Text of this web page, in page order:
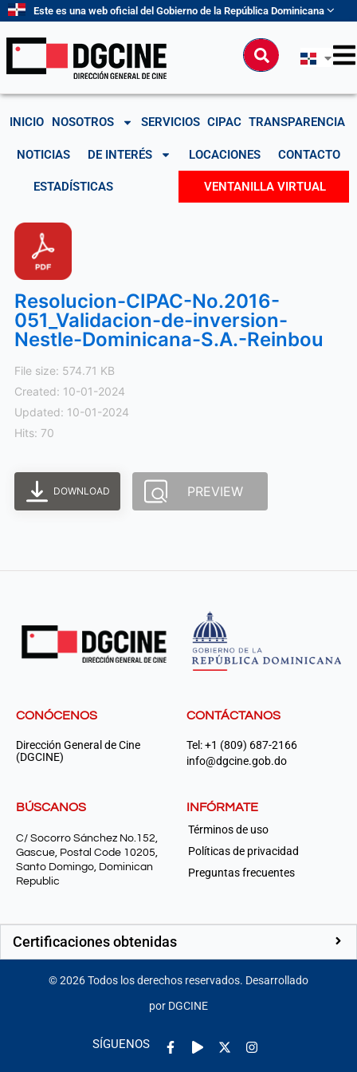
contenido
Este es una web oficial del Gobierno de la República Dominicana
Buscar
INICIO NOSOTROS SERVICIOS CIPAC TRANSPARENCIA
NOTICIAS DE INTERÉS LOCACIONES CONTACTO
ESTADÍSTICAS VENTANILLA VIRTUAL
Resolucion-CIPAC-No.2016-
051_Validacion-de-inversion-
Nestle-Dominicana-S.A.-Reinbou
File size: 574.71 KB
Created: 10-01-2024
Updated: 10-01-2024
Hits: 70
DOWNLOAD PREVIEW
CONÓCENOS
Dirección General de Cine
(DGCINE)
CONTÁCTANOS
Tel: +1 (809) 687-2166
info@dgcine.gob.do
BÚSCANOS
C/ Socorro Sánchez No.152,
Gascue, Postal Code 10205,
Santo Domingo, Dominican
Republic
INFÓRMATE
Términos de uso
Políticas de privacidad
Preguntas frecuentes
Certificaciones obtenidas
©2026Todos los derechos reservados. Desarrollado
por DGCINE
SÍGUENOS
Facebook-
f
Play Instagram